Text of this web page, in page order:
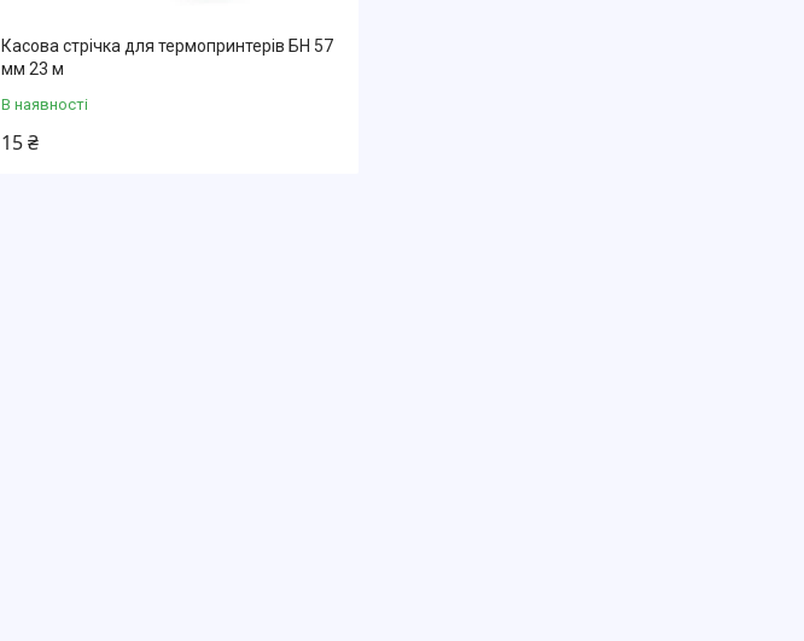
Касова стрічка для термопринтерів БН 57
мм 23 м
В наявності
15 ₴